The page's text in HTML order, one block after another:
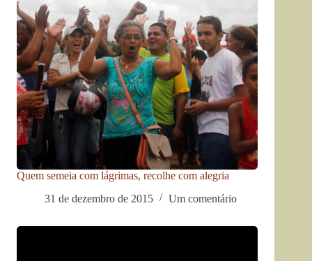
Quem semeia com lágrimas, recolhe com alegria
31 de dezembro de 2015
Um comentário